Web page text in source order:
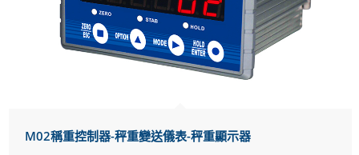
M02稱重控制器-秤重變送儀表-秤重顯示器